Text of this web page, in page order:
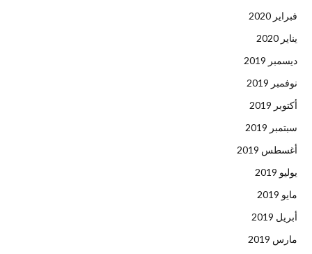
فبراير 2020
يناير 2020
ديسمبر 2019
نوفمبر 2019
أكتوبر 2019
سبتمبر 2019
أغسطس 2019
يوليو 2019
مايو 2019
أبريل 2019
مارس 2019